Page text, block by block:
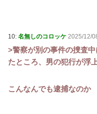
10: 名無しのコロッケ 2025/12/
>警察が別の事件の捜査
たところ、男の犯行が浮
こんなんでも逮捕なのか